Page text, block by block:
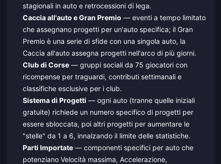
stagionali in auto e retrocessioni di lega.
Caccia all'auto e Gran Premio — eventi a tempo limitato
che assegnano progetti per un'auto specifica; il Gran
Premio è una serie di sfide con una singola auto, la
Caccia all'auto assegna progetti nell'arco di più giorni.
Club di Corse— gruppi sociali da 75 giocatori con
ricompense per traguardi, contributi settimanali e
classifiche esclusive per i club.
Sistema di Progetti — ogni auto (tranne quelle iniziali
gratuite) richiede un numero specifico di progetti per
essere sbloccata, poi altri progetti per aumentare le
"stelle" da 1 a 6, innalzando il limite delle statistiche.
Parti Importate— componenti specifici per auto che
potenziano Velocità massima, Accelerazione,